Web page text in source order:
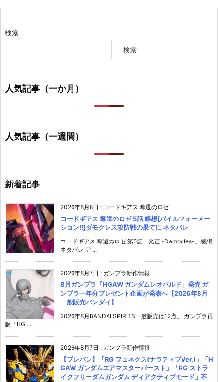
検索
検索
人気記事（一か月）
人気記事（一週間）
新着記事
2026年8月8日 : コードギアス 奪還のロゼ
コードギアス 奪還のロゼ 5話 感想[パイルフォーメー
ション!!]ダモクレス攻防戦の果てに ネタバレ
コードギアス 奪還のロゼ 第5話「光芒 -Damocles-」感想
ネタバレ ア ...
2026年8月7日 : ガンプラ新作情報
8月ガンプラ「HGAW ガンダムレオパルド」発売 ガ
ンプラ一年分プレゼント企画が発表へ【2026年8月
一般販売バンダイ】
2026年8月BANDAI SPIRITS一般販売は12点。 ガンプラ再
販「HG ...
2026年8月7日 : ガンプラ新作情報
【プレバン】「RG フェネクス(ナラティブVer.)」「H
GAW ガンダムエアマスターバースト」「RG ストラ
イクフリーダムガンダム ディアクティブモード」不